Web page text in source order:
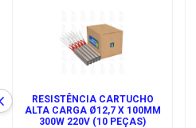
RESISTÊNCIA CARTUCHO
ALTA CARGA Ø12,7 X 100MM
300W 220V (10 PEÇAS)